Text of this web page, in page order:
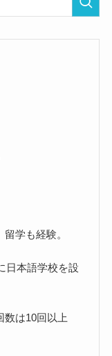
学も経験。
日本語学校を設
数は10回以上